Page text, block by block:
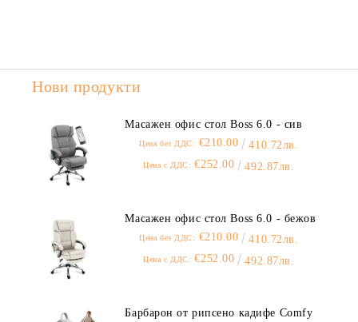
Нови продукти
Масажен офис стол Boss 6.0 - сив
Цена без ДДС: €210.00 410.72лв.
Цена с ДДС: €252.00 492.87лв.
Масажен офис стол Boss 6.0 - бежов
Цена без ДДС: €210.00 410.72лв.
Цена с ДДС: €252.00 492.87лв.
Барбарон от рипсено кадифе Comfy